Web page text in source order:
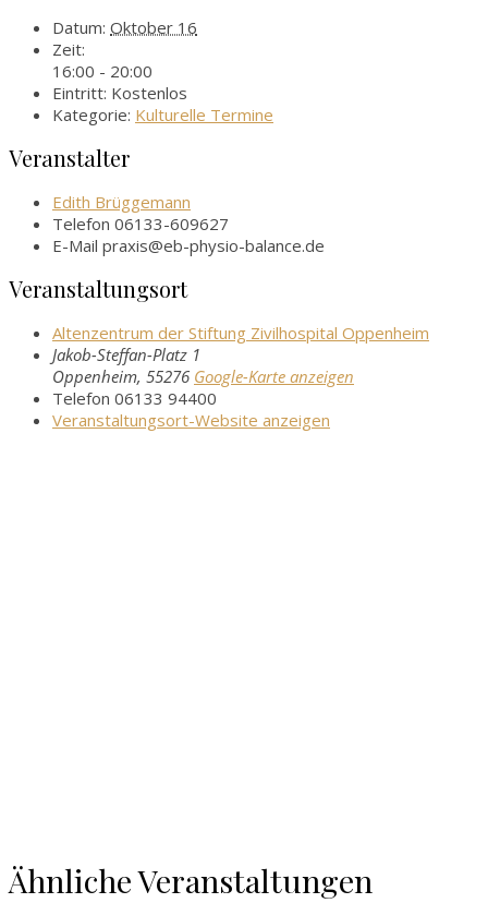
Datum: Oktober 16
Zeit:
16:00 - 20:00
Eintritt: Kostenlos
Kategorie: Kulturelle Termine
Veranstalter
Edith Brüggemann
Telefon 06133-609627
E-Mail praxis@eb-physio-balance.de
Veranstaltungsort
Altenzentrum der Stiftung Zivilhospital Oppenheim
Jakob-Steffan-Platz 1
Oppenheim, 55276 Google-Karte anzeigen
Telefon 06133 94400
Veranstaltungsort-Website anzeigen
Ähnliche Veranstaltungen